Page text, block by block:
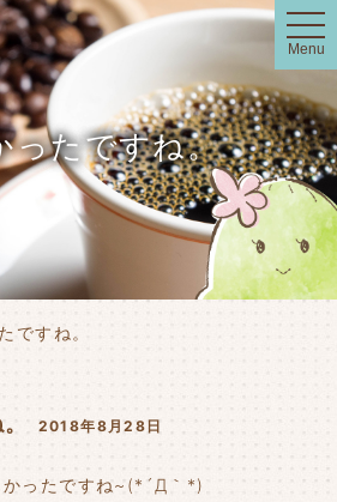
t
o
g
g
l
e
n
a
v
i
g
a
t
i
o
n
Menu
ったですね。
ですね。
2018年8月28日
かったですね~(*´Д｀*)